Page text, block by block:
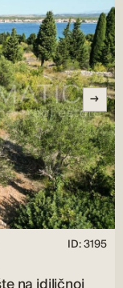
ID: 3195